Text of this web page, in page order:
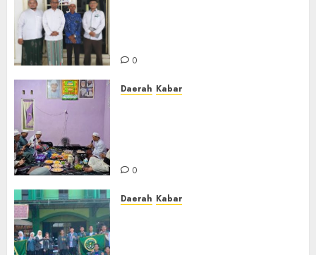
0
Daerah Kabar
0
Daerah Kabar